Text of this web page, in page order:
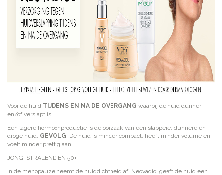
Voor de huid TIJDENS EN NA DE OVERGANG waarbij de huid dunner
en/of verslapt is.
Een lagere hormoonproductie is de oorzaak van een slappere, dunnere en
droge huid. GEVOLG: De huid is minder compact, heeft minder volume en
voelt minder prettig aan.
JONG, STRALEND EN 50+
In de menopauze neemt de huiddichtheid af. Neovadiol geeft de huid een